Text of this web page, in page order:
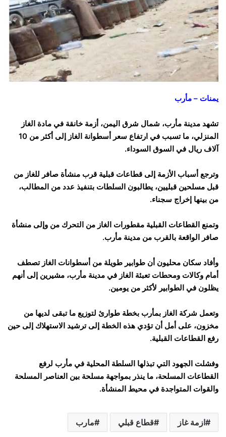
يمنات – مأرب
تشهد مدينة مأرب، شمال شرق اليمن، أزمة خانقة في مادة الغاز
المنزلي، ما تسبب في ارتفاع سعر أسطوانة الغاز إلى أكثر من 10
آلاف ريال في السوق السوداء.
وترجع أسباب الأزمة إلى قطاعات قبلية قرب منشأة صافر للغاز من
قبل مسلحين قبليين، يطالبون السلطات بتنفيذ عدد من المطالب،
من بينها إخراج سجناء.
وتمنع القطاعات القبلية مقطورات الغاز من التحرك من وإلى منشأة
صافر الواقعة بالقرب من مدينة مأرب.
وأفاد سكان محليون أن طوابير طويلة من أسطوانات الغاز تصطف
أمام وكالات ومحطات تعبئة الغاز في مدينة مأرب، مشيرين إلى أنهم
يظلون في الطوابير لأكثر من يومين.
وتعمل شركة الغاز بمأرب بخطة طوارئ لتوزيع ما تبقى لديها من
مخزون، على أمل أن تؤدي هذه الخطة إلى ترشيد الاستهلاك إلى حين
رفع القطاعات القبلية.
وفشلت الجهود التي تبذلها السلطة المحلية في مأرب لرفع
القطاعات المسلحة، ما ينذر بمواجهة مسلحة بين العناصر المسلحة
والقوات المتواجدة في محيط المنشأة.
ازمة غاز قطاع قبلي مارب